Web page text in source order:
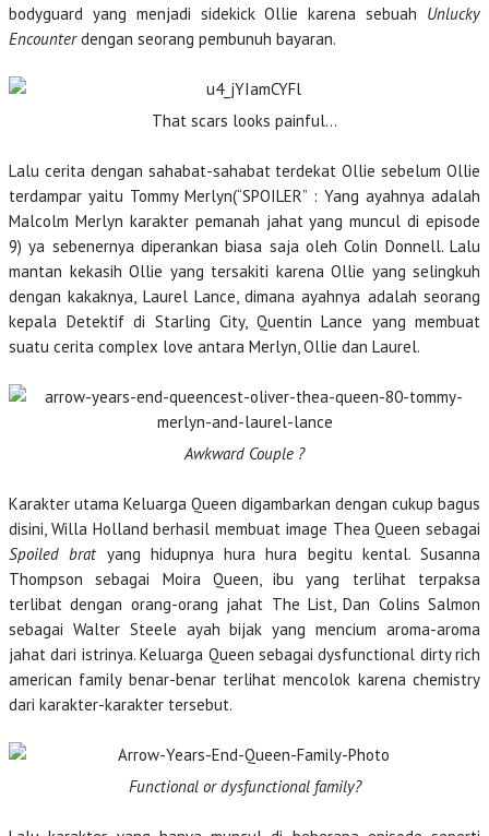
bodyguard yang menjadi sidekick Ollie karena sebuah Unlucky
Encounterdengan seorang pembunuh bayaran.
That scars looks painful…
Lalu cerita dengan sahabat-sahabat terdekat Ollie sebelum Ollie
terdampar yaitu Tommy Merlyn(“SPOILER” : Yang ayahnya adalah
Malcolm Merlyn karakter pemanah jahat yang muncul di episode
9) ya sebenernya diperankan biasa saja oleh Colin Donnell. Lalu
mantan kekasih Ollie yang tersakiti karena Ollie yang selingkuh
dengan kakaknya, Laurel Lance, dimana ayahnya adalah seorang
kepala Detektif di Starling City, Quentin Lance yang membuat
suatu cerita complex love antara Merlyn, Ollie dan Laurel.
Awkward Couple ?
Karakter utama Keluarga Queen digambarkan dengan cukup bagus
disini, Willa Holland berhasil membuat image Thea Queen sebagai
Spoiled brat yang hidupnya hura hura begitu kental. Susanna
Thompson sebagai Moira Queen, ibu yang terlihat terpaksa
terlibat dengan orang-orang jahat The List, Dan Colins Salmon
sebagai Walter Steele ayah bijak yang mencium aroma-aroma
jahat dari istrinya. Keluarga Queen sebagai dysfunctional dirty rich
american family benar-benar terlihat mencolok karena chemistry
dari karakter-karakter tersebut.
Functional or dysfunctional family?